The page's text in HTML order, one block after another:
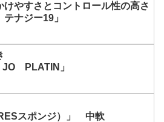
けやすさとコントロール性の高さ
ナジー19」
PLATIN」
スポンジ）」 中軟